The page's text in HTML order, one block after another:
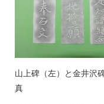
山上碑（左）と金井沢
真